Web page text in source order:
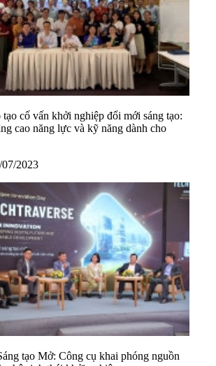
tạo cố vấn khởi nghiệp đổi mới sáng tạo:
cao năng lực và kỹ năng dành cho
2023
tạo Mở: Công cụ khai phóng nguồn